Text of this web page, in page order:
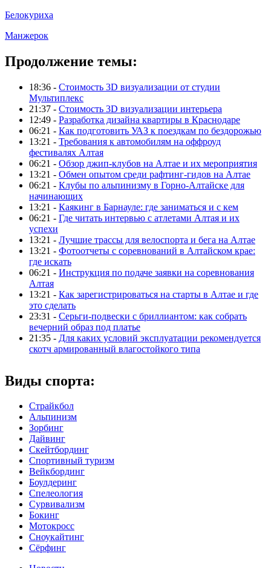
Белокуриха
Манжерок
Продолжение темы:
18:36 - Стоимость 3D визуализации от студии
Мультиплекс
21:37 - Стоимость 3D визуализации интерьера
12:49 - Разработка дизайна квартиры в Краснодаре
06:21 - Как подготовить УАЗ к поездкам по бездорожью
13:21 - Требования к автомобилям на оффроуд
фестивалях Алтая
06:21 - Обзор джип-клубов на Алтае и их мероприятия
13:21 - Обмен опытом среди рафтинг-гидов на Алтае
06:21 - Клубы по альпинизму в Горно-Алтайске для
начинающих
13:21 - Каякинг в Барнауле: где заниматься и с кем
06:21 - Где читать интервью с атлетами Алтая и их
успехи
13:21 - Лучшие трассы для велоспорта и бега на Алтае
13:21 - Фотоотчеты с соревнований в Алтайском крае:
где искать
06:21 - Инструкция по подаче заявки на соревнования
Алтая
13:21 - Как зарегистрироваться на старты в Алтае и где
это сделать
23:31 - Серьги-подвески с бриллиантом: как собрать
вечерний образ под платье
21:35 - Для каких условий эксплуатации рекомендуется
скотч армированный влагостойкого типа
Виды спорта:
Страйкбол
Альпинизм
Зорбинг
Дайвинг
Скейтбординг
Спортивный туризм‎
Вейкбординг
Боулдеринг
Спелеология
Сурвивализм
Бокинг
Мотокросс
Сноукайтинг
Сёрфинг